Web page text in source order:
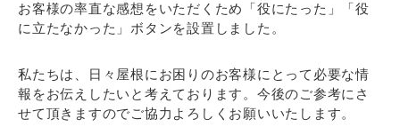
お客様の率直な感想をいただくため「役にたった」「役
に立たなかった」ボタンを設置しました。
私たちは、日々屋根にお困りのお客様にとって必要な情
報をお伝えしたいと考えております。今後のご参考にさ
せて頂きますのでご協力よろしくお願いいたします。